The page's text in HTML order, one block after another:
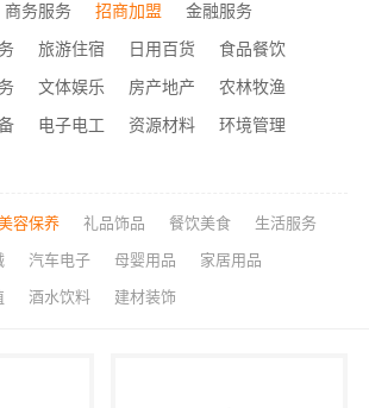
商务服务 招商加盟
金融服务
旅游住宿 日用百货
食品餐饮
文体娱乐 房产地产
农林牧渔
电子电工 资源材料
环境管理
容保养 礼品饰品 餐饮美食 生活服务
汽车电子 母婴用品 家居用品
酒水饮料 建材装饰